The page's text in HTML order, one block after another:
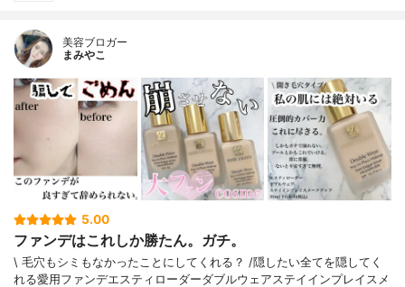
美容ブロガー
まみやこ
5.00
ファンデはこれしか勝たん。ガチ。
\ 毛穴もシミもなかったことにしてくれる？ /⁡⁡隠したい全てを隠してく
れる愛用ファンデ⁡エスティローダーダブルウェアステイインプレイスメ